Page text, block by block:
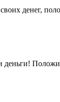
денег,
деньги!